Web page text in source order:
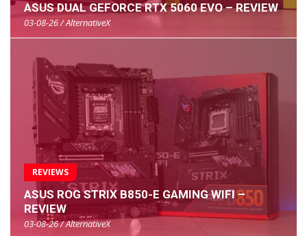
ASUS DUAL GEFORCE RTX 5060 EVO – REVIEW
03-08-26 / AlternativeX
REVIEWS
ASUS ROG STRIX B850-E GAMING WIFI –
REVIEW
03-08-26 / AlternativeX